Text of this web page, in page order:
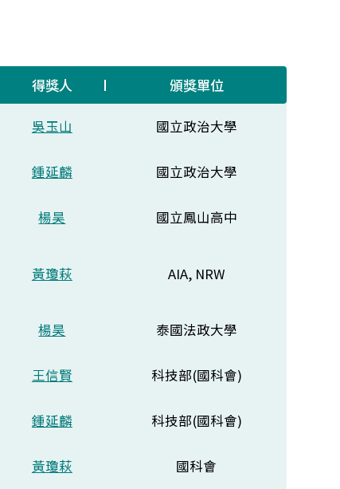
得獎人 頒獎單位
吳玉山 國立政治大學
鍾延麟 國立政治大學
楊昊 國立鳳山高中
黃瓊萩 AIA, NRW
楊昊 泰國法政大學
王信賢 科技部(國科會)
鍾延麟 科技部(國科會)
黃瓊萩 國科會